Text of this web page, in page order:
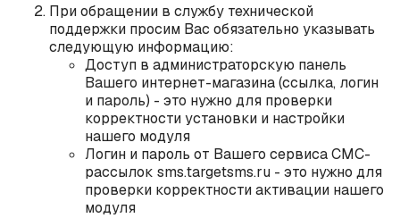
При обращении в службу технической
поддержки просим Вас обязательно указывать
следующую информацию:
Доступ в администраторскую панель
Вашего интернет-магазина (ссылка, логин
и пароль) - это нужно для проверки
корректности установки и настройки
нашего модуля
Логин и пароль от Вашего сервиса СМС-
рассылок sms.targetsms.ru - это нужно для
проверки корректности активации нашего
модуля